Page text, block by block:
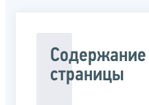
Содержание
страницы